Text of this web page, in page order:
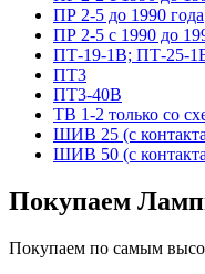
ПР 2-5 до 1990 года
ПР 2-5 с 1990 до
ПТ-19-1В; ПТ-25-
ПТ3
ПТ3-40В
ТВ 1-2 только со
ШИВ 25 (с
ШИВ 50 (с
Покупаем
Покупаем по самым